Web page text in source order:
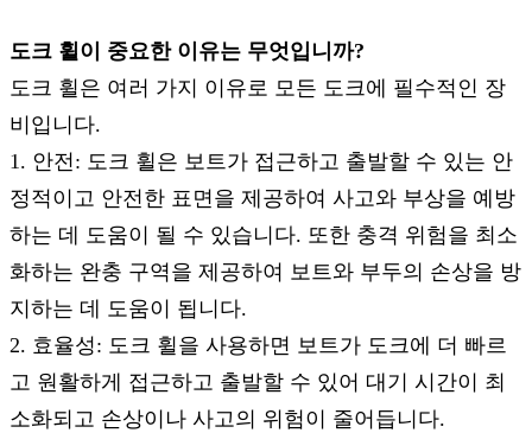
도크 휠이 중요한 이유는 무엇입니까?
도크 휠은 여러 가지 이유로 모든 도크에 필수적인 장
비입니다.
1. 안전: 도크 휠은 보트가 접근하고 출발할 수 있는 안
정적이고 안전한 표면을 제공하여 사고와 부상을 예방
하는 데 도움이 될 수 있습니다. 또한 충격 위험을 최소
화하는 완충 구역을 제공하여 보트와 부두의 손상을 방
지하는 데 도움이 됩니다.
2. 효율성: 도크 휠을 사용하면 보트가 도크에 더 빠르
고 원활하게 접근하고 출발할 수 있어 대기 시간이 최
소화되고 손상이나 사고의 위험이 줄어듭니다.